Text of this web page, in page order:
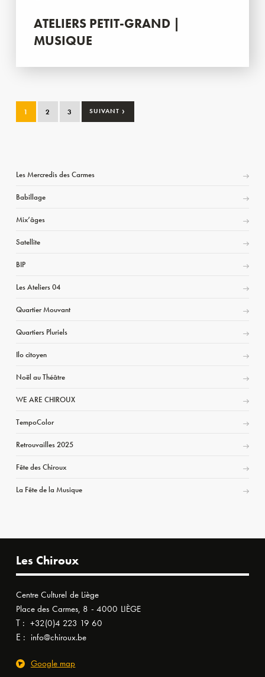
ATELIERS PETIT-GRAND |
MUSIQUE
1 2 3 SUIVANT ›
Les Mercredis des Carmes
Babillage
Mix’âges
Satellite
BIP
Les Ateliers 04
Quartier Mouvant
Quartiers Pluriels
Ilo citoyen
Noël au Théâtre
WE ARE CHIROUX
TempoColor
Retrouvailles 2025
Fête des Chiroux
La Fête de la Musique
Les Chiroux
Centre Culturel de Liège
Place des Carmes, 8 - 4000 LIÈGE
T : +32(0)4 223 19 60
E : info@chiroux.be
Google map